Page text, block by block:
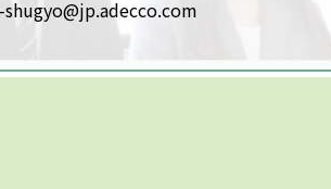
shugyo@jp.adecco.com